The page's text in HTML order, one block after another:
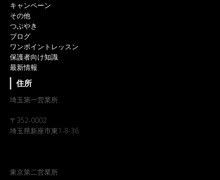
キャンペーン
その他
つぶやき
ブログ
ワンポイントレッスン
保護者向け知識
最新情報
住所
埼玉第一営業所
〒352-0002
埼玉県新座市東1-8-36
東京第二営業所